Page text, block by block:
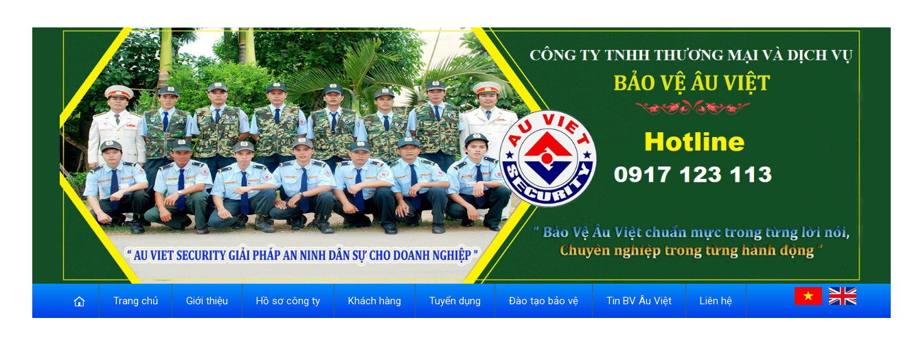
Trang chủ Giới thiệu Hồ sơ công ty Khách hàng Tuyển dụng Đào tạo bảo vệ Tin BV Âu Việt Liên hệ